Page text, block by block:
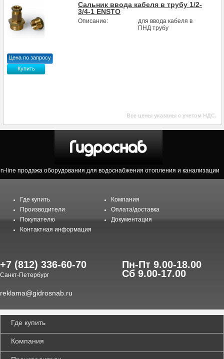
Сальник ввода кабеля в трубу 1/2-
3/4-1 ENSTO
Описание:
для ввода кабеля в
ПНД трубу
Цена по запросу
Купить
Все цены указаны с учетом НДС.
line продажа оборудования для водоснабжения отопления и канализации
Где купить
Компания
Производители
Оплата/доставка
Покупателю
Документация
Контактная информация
+7 (812) 336-60-70
Санкт-Петербург
Пн-Пт 9.00-18.00
Сб 9.00-17.00
reklama@gidrosnab.ru
Где купить
Компания